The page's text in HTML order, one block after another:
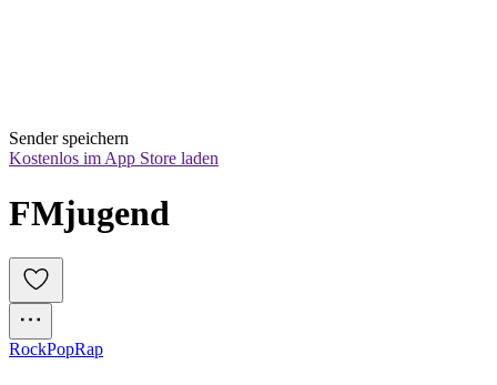
Sender speichern
Kostenlos im App Store laden
FMjugend
RockPopRap